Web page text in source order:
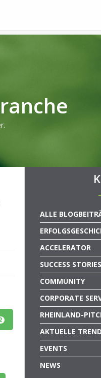
ALLE
ACCELERATOR
SUCCESS STORIES
COMMUNITY
CORPORATE
RHEINLAND-
AKTUELLE
EVENTS
NEWS